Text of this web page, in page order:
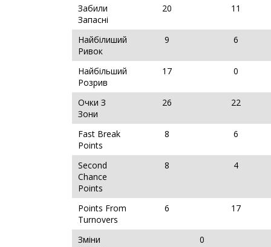
Забили
Запасні
20 11
Найбілиший
Ривок
9 6
Найбільший
Розрив
17 0
Очки З
Зони
26 22
Fast Break
Points
8 6
Second
Chance
Points
8 4
Points From
Turnovers
6 17
Зміни
0